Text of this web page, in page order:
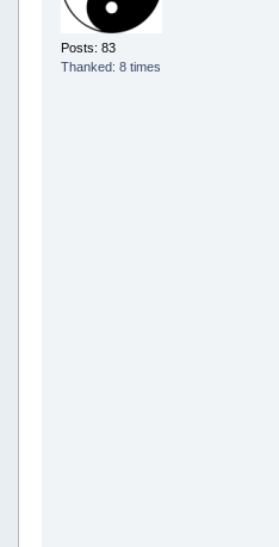
Posts: 83
Thanked: 8 times